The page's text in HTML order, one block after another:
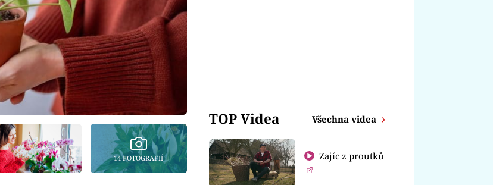
14 FOTOGRAFIÍ
TOP Videa Všechna videa
Zajíc z proutků